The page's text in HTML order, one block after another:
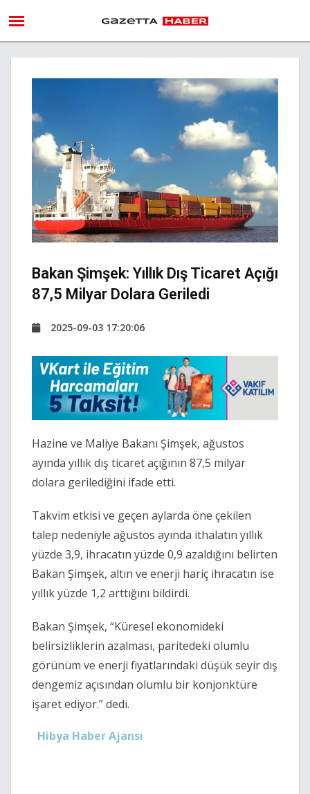
Bakan Şimşek: Yıllık Dış Ticaret Açığı
87,5 Milyar Dolara Geriledi
2025-09-03 17:20:06
Hazine ve Maliye Bakanı Şimşek, ağustos
ayında yıllık dış ticaret açığının 87,5 milyar
dolara gerilediğini ifade etti.
Takvim etkisi ve geçen aylarda öne çekilen
talep nedeniyle ağustos ayında ithalatın yıllık
yüzde 3,9, ihracatın yüzde 0,9 azaldığını belirten
Bakan Şimşek, altın ve enerji hariç ihracatın ise
yıllık yüzde 1,2 arttığını bildirdi.
Bakan Şimşek, “Küresel ekonomideki
belirsizliklerin azalması, paritedeki olumlu
görünüm ve enerji fiyatlarındaki düşük seyir dış
dengemiz açısından olumlu bir konjonktüre
işaret ediyor.” dedi.
Hibya Haber Ajansı